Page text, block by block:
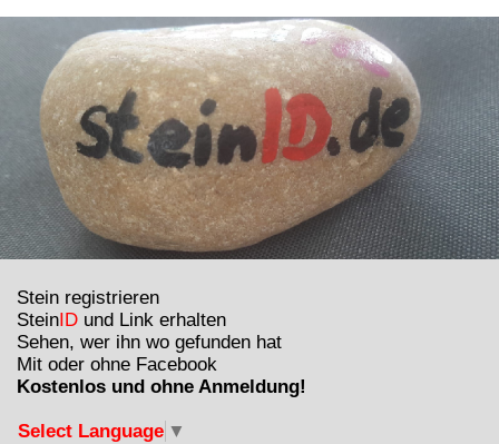
Stein registrieren
Stein ID und Link erhalten
Sehen, wer ihn wo gefunden hat
Mit oder ohne Facebook
Kostenlos und ohne Anmeldung!
Select Language ▼